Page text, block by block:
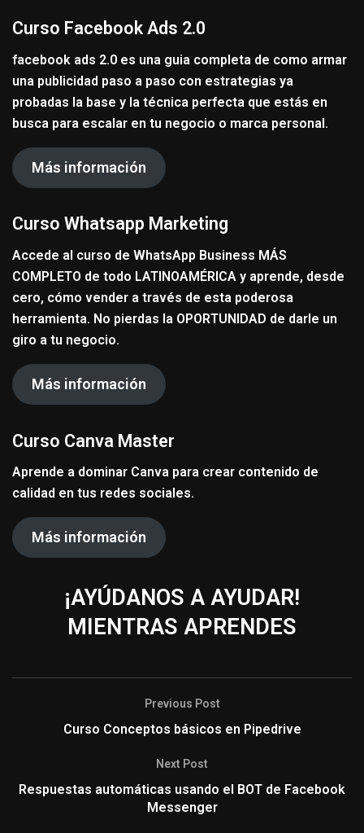
Curso Facebook Ads 2.0
facebook ads 2.0 es una guia completa de como armar
una publicidad paso a paso con estrategias ya
probadas la base y la técnica perfecta que estás en
busca para escalar en tu negocio o marca personal.
Más información
Curso Whatsapp Marketing
Accede al curso de WhatsApp Business MÁS
COMPLETO de todo LATINOAMÉRICA y aprende, desde
cero, cómo vender a través de esta poderosa
herramienta. No pierdas la OPORTUNIDAD de darle un
giro a tu negocio.
Más información
Curso Canva Master
Aprende a dominar Canva para crear contenido de
calidad en tus redes sociales.
Más información
¡AYÚDANOS A AYUDAR!
MIENTRAS APRENDES
Previous Post
Curso Conceptos básicos en Pipedrive
Next Post
Respuestas automáticas usando el BOT de Facebook
Messenger